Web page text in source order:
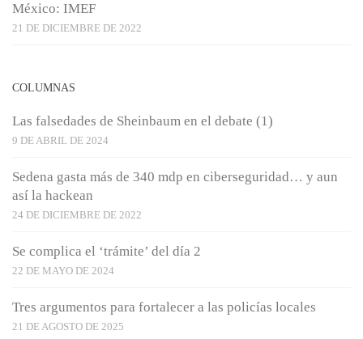
México: IMEF
21 DE DICIEMBRE DE 2022
COLUMNAS
Las falsedades de Sheinbaum en el debate (1)
9 DE ABRIL DE 2024
Sedena gasta más de 340 mdp en ciberseguridad… y aun
así la hackean
24 DE DICIEMBRE DE 2022
Se complica el ‘trámite’ del día 2
22 DE MAYO DE 2024
Tres argumentos para fortalecer a las policías locales
21 DE AGOSTO DE 2025